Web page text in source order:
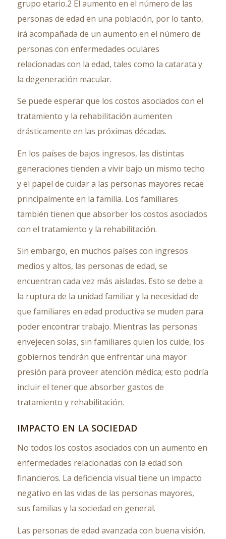
grupo etario.2 El aumento en el número de las
personas de edad en una población, por lo tanto,
irá acompañada de un aumento en el número de
personas con enfermedades oculares
relacionadas con la edad, tales como la catarata y
la degeneración macular.
Se puede esperar que los costos asociados con el
tratamiento y la rehabilitación aumenten
drásticamente en las próximas décadas.
En los países de bajos ingresos, las distintas
generaciones tienden a vivir bajo un mismo techo
y el papel de cuidar a las personas mayores recae
principalmente en la familia. Los familiares
también tienen que absorber los costos asociados
con el tratamiento y la rehabilitación.
Sin embargo, en muchos países con ingresos
medios y altos, las personas de edad, se
encuentran cada vez más aisladas. Esto se debe a
la ruptura de la unidad familiar y la necesidad de
que familiares en edad productiva se muden para
poder encontrar trabajo. Mientras las personas
envejecen solas, sin familiares quien los cuide, los
gobiernos tendrán que enfrentar una mayor
presión para proveer atención médica; esto podría
incluir el tener que absorber gastos de
tratamiento y rehabilitación.
IMPACTO EN LA SOCIEDAD
No todos los costos asociados con un aumento en
enfermedades relacionadas con la edad son
financieros. La deficiencia visual tiene un impacto
negativo en las vidas de las personas mayores,
sus familias y la sociedad en general.
Las personas de edad avanzada con buena visión,